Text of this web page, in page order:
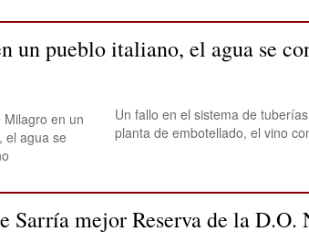
un pueblo italiano, el agua se
Un fallo en el sistema de
planta de embotellado, el vino
Sarría mejor Reserva de la D.O.